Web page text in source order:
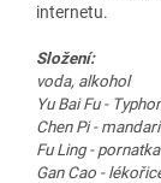
internetu.
Složení:
voda, alkohol
Yu Bai Fu -
Chen Pi -
Fu Ling -
Gan Cao -